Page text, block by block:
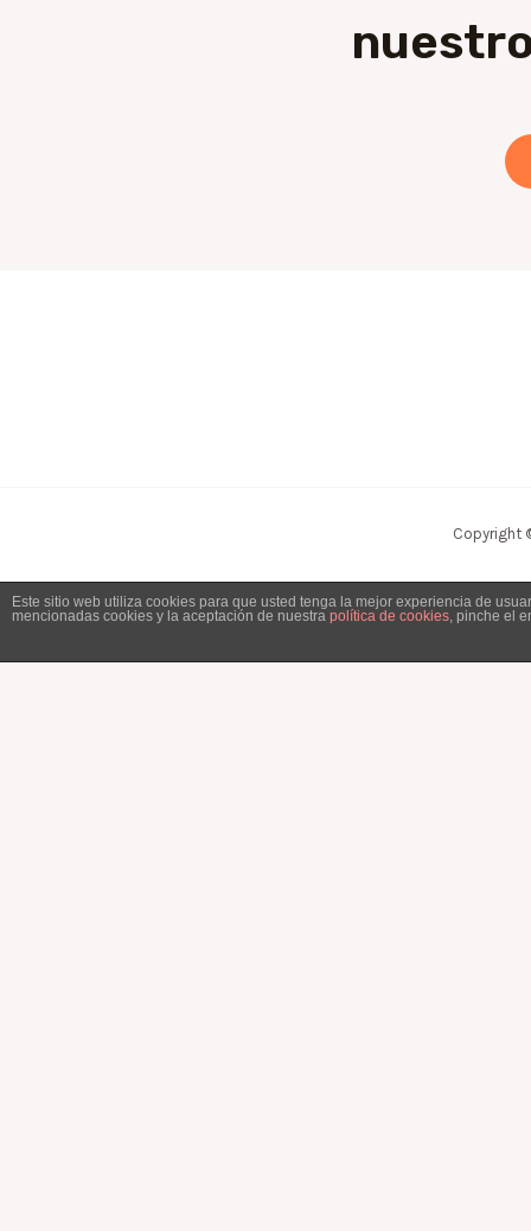
Copyright
Este sitio web utiliza cookies para que usted tenga la mejor experiencia de
mencionadas cookies y la aceptación de nuestra política de cookies, pinche el